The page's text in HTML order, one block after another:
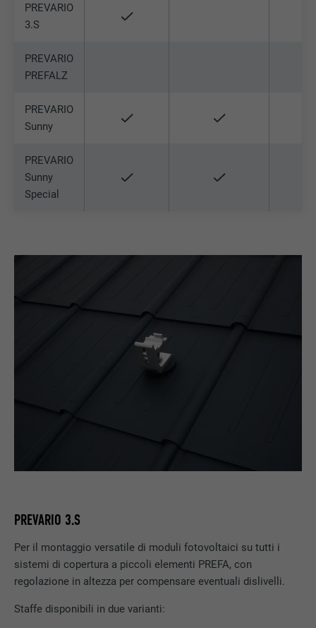
PREVARIO
3.S
PREVARIO
PREFALZ
PREVARIO
Sunny
PREVARIO
Sunny
Special
PREVARIO 3.S
Per il montaggio versatile di moduli fotovoltaici su tutti i
sistemi di copertura a piccoli elementi PREFA, con
regolazione in altezza per compensare eventuali dislivelli.
Staffe disponibili in due varianti: